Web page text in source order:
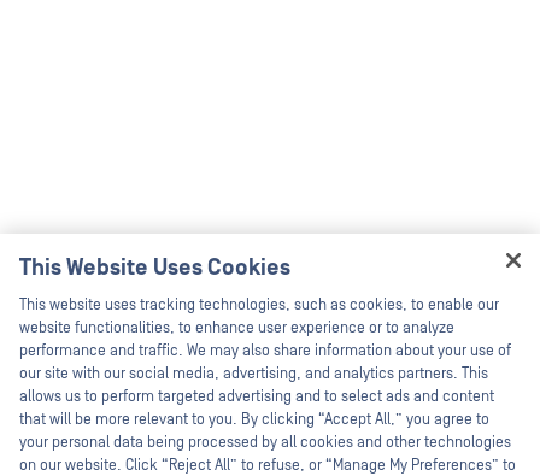
This Website Uses Cookies
This website uses tracking technologies, such as cookies, to enable our
website functionalities, to enhance user experience or to analyze
performance and traffic. We may also share information about your use of
our site with our social media, advertising, and analytics partners. This
allows us to perform targeted advertising and to select ads and content
that will be more relevant to you. By clicking “Accept All,” you agree to
your personal data being processed by all cookies and other technologies
on our website. Click “Reject All” to refuse, or “Manage My Preferences” to
Hey there!
I'm Ozzy, your OPSWAT virtual assistant.
How can I help you secure what's critical
today?